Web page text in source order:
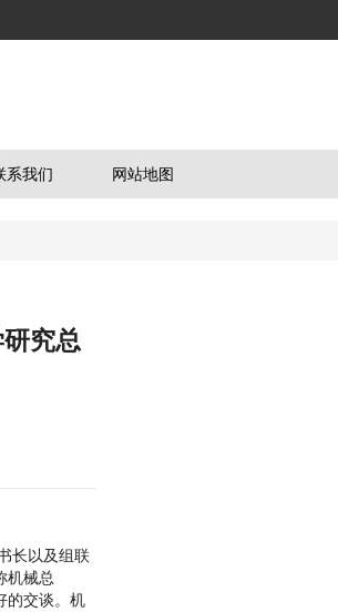
系我们 网站地图
究总
长以及组联
机械总
的交谈。机